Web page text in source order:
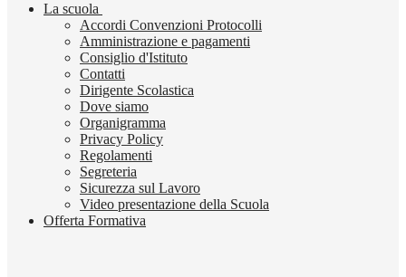
La scuola
Accordi Convenzioni Protocolli
Amministrazione e pagamenti
Consiglio d'Istituto
Contatti
Dirigente Scolastica
Dove siamo
Organigramma
Privacy Policy
Regolamenti
Segreteria
Sicurezza sul Lavoro
Video presentazione della Scuola
Offerta Formativa